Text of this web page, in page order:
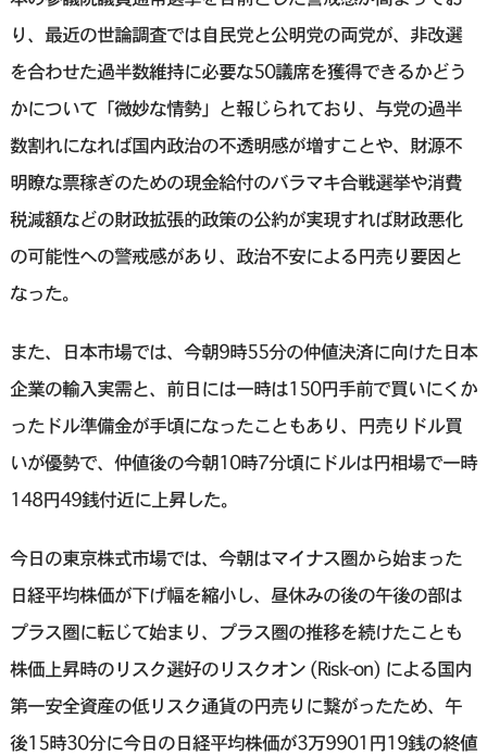
り、最近の世論調査では自民党と公明党の両党が、非改選
を合わせた過半数維持に必要な50議席を獲得できるかどう
かについて「微妙な情勢」と報じられており、与党の過半
数割れになれば国内政治の不透明感が増すことや、財源不
明瞭な票稼ぎのための現金給付のバラマキ合戦選挙や消費
税減額などの財政拡張的政策の公約が実現すれば財政悪化
の可能性への警戒感があり、政治不安による円売り要因と
なった。
また、日本市場では、今朝9時55分の仲値決済に向けた日本
企業の輸入実需と、前日には一時は150円手前で買いにくか
ったドル準備金が手頃になったこともあり、円売りドル買
いが優勢で、仲値後の今朝10時7分頃にドルは円相場で一時
148円49銭付近に上昇した。
今日の東京株式市場では、今朝はマイナス圏から始まった
日経平均株価が下げ幅を縮小し、昼休みの後の午後の部は
プラス圏に転じて始まり、プラス圏の推移を続けたことも
株価上昇時のリスク選好のリスクオン (Risk-on) による国内
第一安全資産の低リスク通貨の円売りに繋がったため、午
後15時30分に今日の日経平均株価が3万9901円19銭の終値